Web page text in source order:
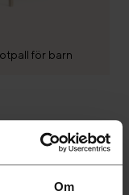
Om
för barn